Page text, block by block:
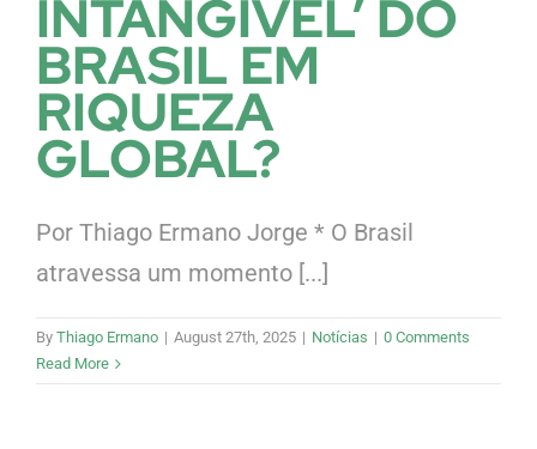
INTANGÍVEL’ DO
BRASIL EM
RIQUEZA
GLOBAL?
Por Thiago Ermano Jorge * O Brasil
atravessa um momento [...]
By Thiago Ermano | August 27th, 2025 | Notícias | 0 Comments
Read More